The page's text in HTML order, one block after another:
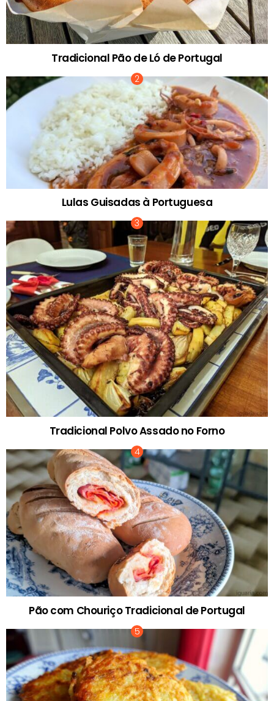
Tradicional Pão de Ló de Portugal
Lulas Guisadas à Portuguesa
Tradicional Polvo Assado no Forno
Pão com Chouriço Tradicional de Portugal